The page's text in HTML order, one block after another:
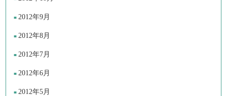
2012年9月
2012年8月
2012年7月
2012年6月
2012年5月